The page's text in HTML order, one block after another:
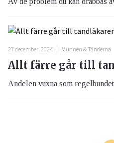
27 december, 2024 Munnen & Tänderna
Allt färre går till
Andelen vuxna som